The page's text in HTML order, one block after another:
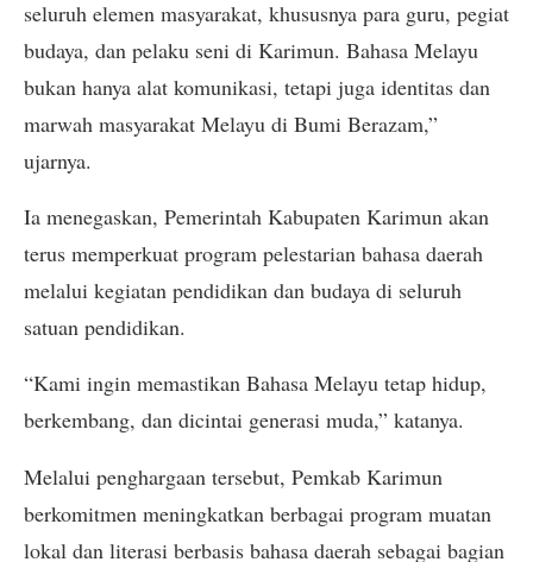
seluruh elemen masyarakat, khususnya para guru, pegiat
budaya, dan pelaku seni di Karimun. Bahasa Melayu
bukan hanya alat komunikasi, tetapi juga identitas dan
marwah masyarakat Melayu di Bumi Berazam,”
ujarnya.
Ia menegaskan, Pemerintah Kabupaten Karimun akan
terus memperkuat program pelestarian bahasa daerah
melalui kegiatan pendidikan dan budaya di seluruh
satuan pendidikan.
“Kami ingin memastikan Bahasa Melayu tetap hidup,
berkembang, dan dicintai generasi muda,” katanya.
Melalui penghargaan tersebut, Pemkab Karimun
berkomitmen meningkatkan berbagai program muatan
lokal dan literasi berbasis bahasa daerah sebagai bagian